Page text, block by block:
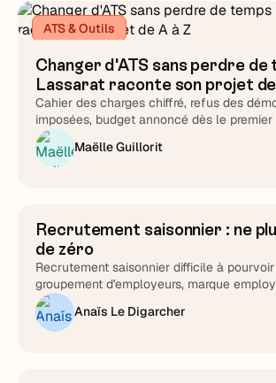
ATS & Outils
Changer d'ATS sans perdre de
Lassarat raconte son projet de
Cahier des charges chiffré, refus des
imposées, budget annoncé dès le
support testé chronomètre en main : Lucie
détaille chaque arbitrage. Une méthode
quel que soit l'éditeur que vous choisirez
Maëlle Guillorit
Attirer et cibler
Recrutement saisonnier : ne
de zéro
Recrutement saisonnier difficile à
groupement d'employeurs, marque
transformer le cycle en fidélisation durable.
Anaïs Le Digarcher